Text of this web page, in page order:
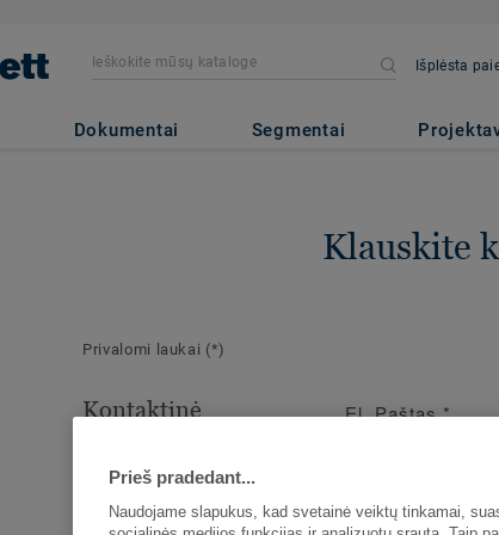
Išplėsta
Dokumentai Segmentai
Klauskite
Privalomi laukai (*)
Kontaktinė
Nurodykite šio užsakymo
El. Paštas*
Prieš pradedant...
Naudojame slapukus, kad svetainė veiktų tinkamai,